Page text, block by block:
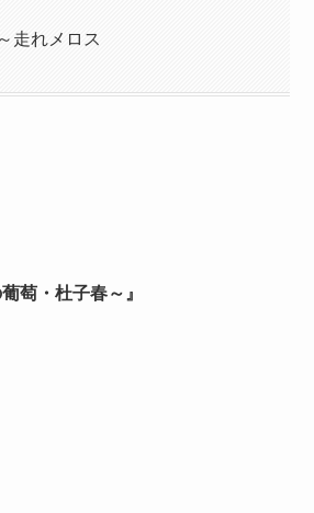
走れメロス
萄・杜子春～』